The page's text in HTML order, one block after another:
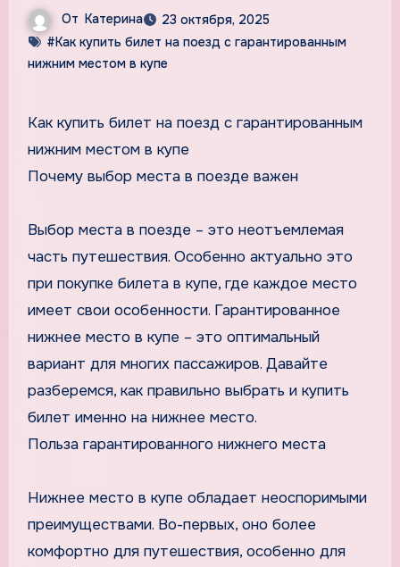
От Катерина
23 октября, 2025
#Как купить билет на поезд с гарантированным
нижним местом в купе
Как купить билет на поезд с гарантированным
нижним местом в купе
Почему выбор места в поезде важен
Выбор места в поезде – это неотъемлемая
часть путешествия. Особенно актуально это
при покупке билета в купе, где каждое место
имеет свои особенности. Гарантированное
нижнее место в купе – это оптимальный
вариант для многих пассажиров. Давайте
разберемся, как правильно выбрать и купить
билет именно на нижнее место.
Польза гарантированного нижнего места
Нижнее место в купе обладает неоспоримыми
преимуществами. Во-первых, оно более
комфортно для путешествия, особенно для